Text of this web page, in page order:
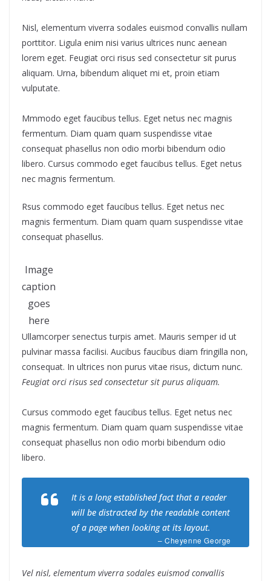
Nisl, elementum viverra sodales euismod convallis nullam
porttitor. Ligula enim nisi varius ultrices nunc aenean
lorem eget. Feugiat orci risus sed consectetur sit purus
aliquam. Urna, bibendum aliquet mi et, proin etiam
vulputate.
Mmmodo eget faucibus tellus. Eget netus nec magnis
fermentum. Diam quam quam suspendisse vitae
consequat phasellus non odio morbi bibendum odio
libero. Cursus commodo eget faucibus tellus. Eget netus
nec magnis fermentum.
Rsus commodo eget faucibus tellus. Eget netus nec
magnis fermentum. Diam quam quam suspendisse vitae
consequat phasellus.
Image
caption
goes
here
Ullamcorper senectus turpis amet. Mauris semper id ut
pulvinar massa facilisi. Aucibus faucibus diam fringilla non,
consequat. In ultrices non purus vitae risus, dictum nunc.
Feugiat orci risus sed consectetur sit purus aliquam.
Cursus commodo eget faucibus tellus. Eget netus nec
magnis fermentum. Diam quam quam suspendisse vitae
consequat phasellus non odio morbi bibendum odio
libero.
It is a long established fact that a reader
will be distracted by the readable content
of a page when looking at its layout.
– Cheyenne George
Vel nisl, elementum viverra sodales euismod convallis